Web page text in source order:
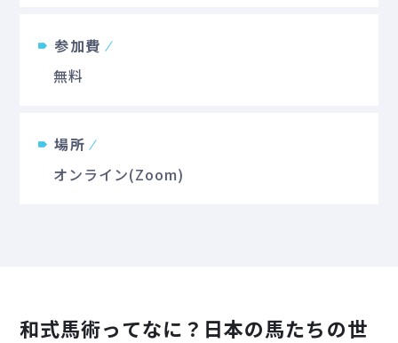
参加費
無料
場所
オンライン(Zoom)
和式馬術ってなに？日本の馬たちの世